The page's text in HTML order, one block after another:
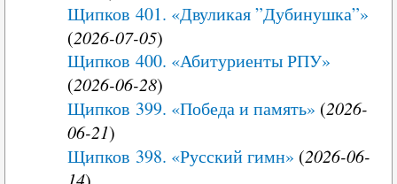
Щипков 401. «Двуликая ”Дубинушка”»
(2026-07-05)
Щипков 400. «Абитуриенты РПУ»
(2026-06-28)
Щипков 399. «Победа и память» (2026-
06-21)
Щипков 398. «Русский гимн» (2026-06-
14